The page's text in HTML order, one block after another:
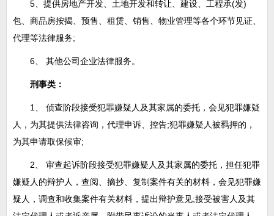
5、提供房地产开发、土地开发和转让、建设、工程承(发)
包、商品房按揭、预售、租赁、销售、物业管理等各个环节见证、
代理等法律服务;
6、 其他公司企业法律服务。
刑事类：
1、 侦查阶段接受犯罪嫌疑人及其家属的委托，会见犯罪嫌疑
人，为其提供法律咨询，代理申诉、控告;犯罪嫌疑人被羁押的，
为其申请取保候审;
2、 审查起诉阶段接受犯罪嫌疑人及其家属的委托，担任犯罪
嫌疑人的辩护人，查阅、摘抄、复制案件有关的材料，会见犯罪嫌
疑人，调查和收集案件有关材料，提出辩护意见;接受被害人及其